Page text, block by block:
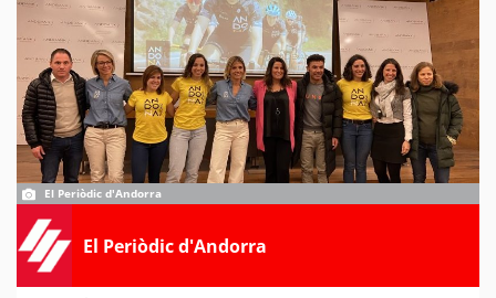
El Periòdic d'Andorra
El Periòdic d'Andorra